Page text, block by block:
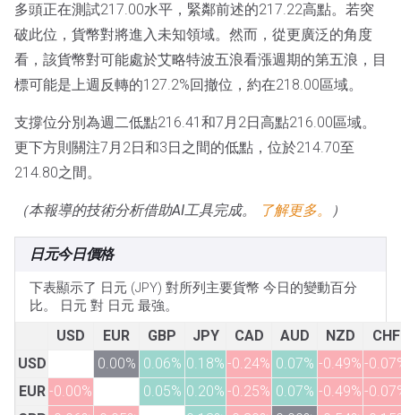
多頭正在測試217.00水平，緊鄰前述的217.22高點。若突
破此位，貨幣對將進入未知領域。然而，從更廣泛的角度
看，該貨幣對可能處於艾略特波五浪看漲週期的第五浪，目
標可能是上週反轉的127.2%回撤位，約在218.00區域。
支撐位分別為週二低點216.41和7月2日高點216.00區域。
更下方則關注7月2日和3日之間的低點，位於214.70至
214.80之間。
（本報導的技術分析借助AI工具完成。 了解更多。 ）
日元今日價格
下表顯示了 日元 (JPY) 對所列主要貨幣 今日的變動百分
比。 日元 對 日元 最強。
USD EUR GBP JPY CAD AUD NZD
CHF
USD
0.00% 0.06% 0.18% -0.24% 0.07% -0.49% -
EUR -0.00% 0.05% 0.20% -0.25% 0.07% -0.49% -